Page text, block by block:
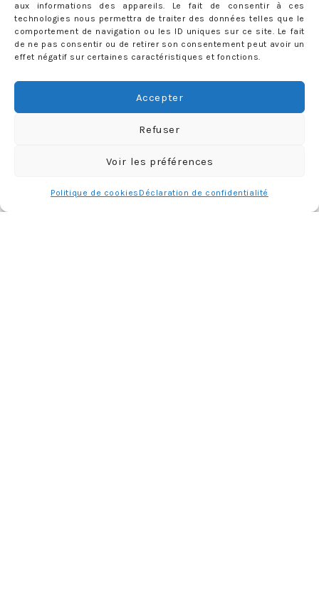
aux informations des appareils. Le fait de consentir à ces
technologies nous permettra de traiter des données telles que le
comportement de navigation ou les ID uniques sur ce site. Le fait
de ne pas consentir ou de retirer son consentement peut avoir un
effet négatif sur certaines caractéristiques et fonctions.
Accepter
Refuser
Voir les préférences
Politique de cookies Déclaration de confidentialité